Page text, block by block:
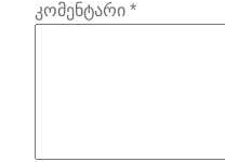
კომენტარი *